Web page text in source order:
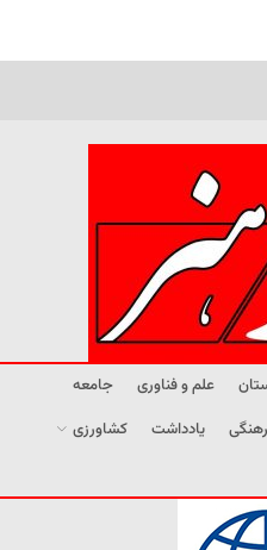
علم و فناوری
جامعه
یادداشت
کشاورزی